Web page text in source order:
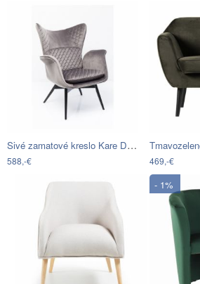
Sivé zamatové kreslo Kare Design Tudor
588,-€ 469,-€
- 1%